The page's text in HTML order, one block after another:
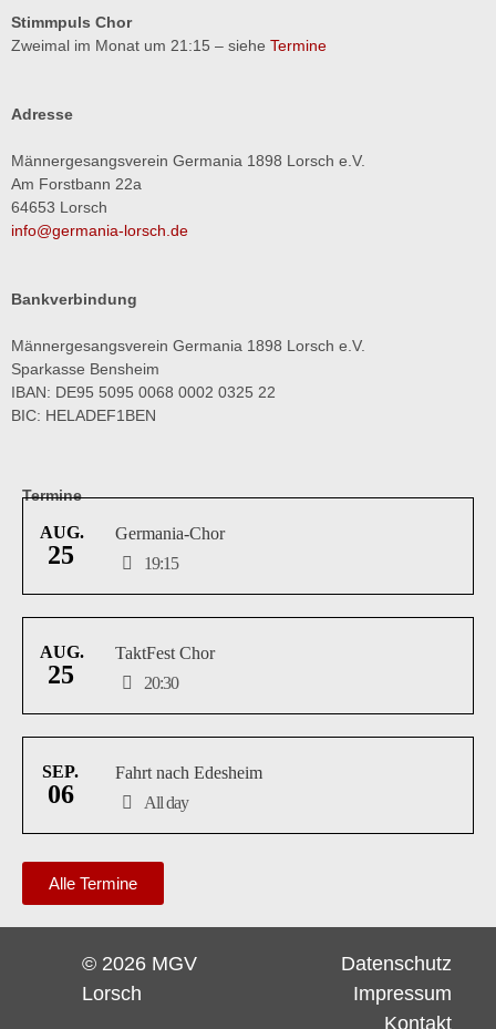
Stimmpuls Chor
Zweimal im Monat um 21:15 – siehe Termine
Adresse
Männergesangsverein Germania 1898 Lorsch e.V.
Am Forstbann 22a
64653 Lorsch
info@germania-lorsch.de
Bankverbindung
Männergesangsverein Germania 1898 Lorsch e.V.
Sparkasse Bensheim
IBAN: DE95 5095 0068 0002 0325 22
BIC: HELADEF1BEN
Termine
AUG.
25
Germania-Chor
19:15
AUG.
25
TaktFest Chor
20:30
SEP.
06
Fahrt nach Edesheim
All day
Alle Termine
© 2026 MGV
Lorsch
Datenschutz
Impressum
Kontakt